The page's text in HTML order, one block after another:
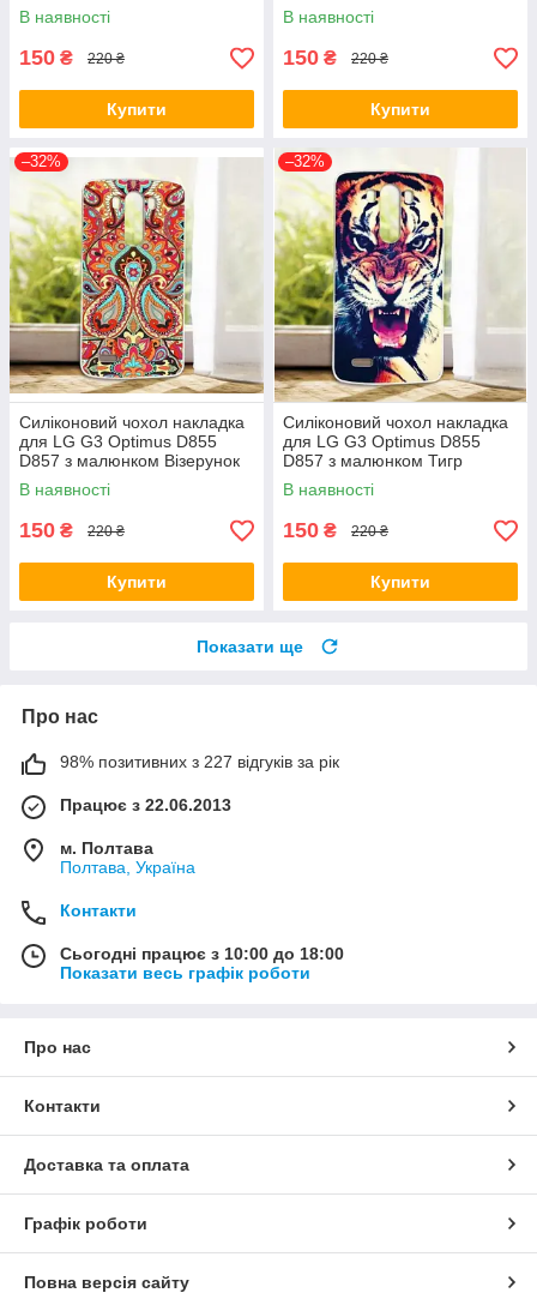
В наявності
150 ₴ 220 ₴
Купити
В наявності
150 ₴ 220 ₴
Купити
–32%
Силіконовий чохол накладка
для LG G3 Optimus D855
D857 з малюнком Візерунок
В наявності
150 ₴ 220 ₴
Купити
–32%
Силіконовий чохол накладка
для LG G3 Optimus D855
D857 з малюнком Тигр
В наявності
150 ₴ 220 ₴
Купити
Показати ще
Про нас
98% позитивних з 227 відгуків за рік
Працює з 22.06.2013
м. Полтава
Полтава, Україна
Контакти
Сьогодні працює з 10:00 до 18:00
Показати весь графік роботи
Про нас
Контакти
Доставка та оплата
Графік роботи
Повна версія сайту